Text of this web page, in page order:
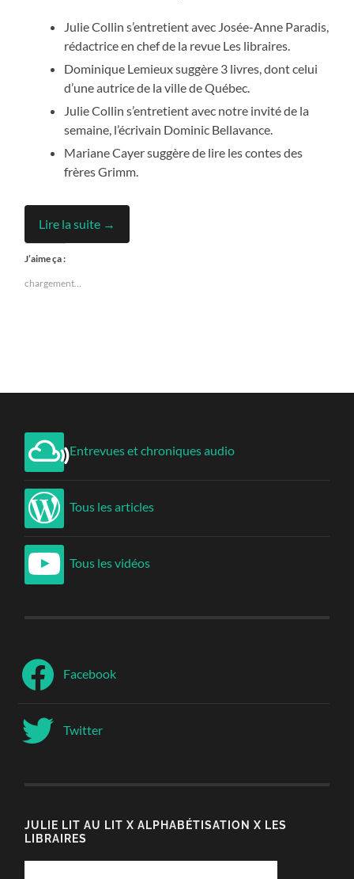
Julie Collin s’entretient avec Josée-Anne Paradis,
rédactrice en chef de la revue Les libraires.
Dominique Lemieux suggère 3 livres, dont celui
d’une autrice de la ville de Québec.
Julie Collin s’entretient avec notre invité de la
semaine, l’écrivain Dominic Bellavance.
Mariane Cayer suggère de lire les contes des
frères Grimm.
Lire la suite →
J’aime ça :
chargement…
Entrevues et chroniques audio
Tous les articles
Tous les vidéos
Facebook
Twitter
JULIE LIT AU LIT X ALPHABÉTISATION X LES
LIBRAIRES